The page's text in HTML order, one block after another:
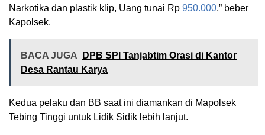
Narkotika dan plastik klip, Uang tunai Rp 950.000,” beber
Kapolsek.
BACA JUGA
DPB SPI Tanjabtim Orasi di Kantor
Desa Rantau Karya
Kedua pelaku dan BB saat ini diamankan di Mapolsek
Tebing Tinggi untuk Lidik Sidik lebih lanjut.